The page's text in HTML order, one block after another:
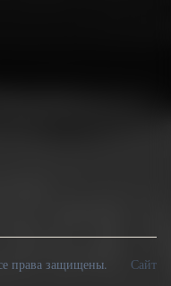
права защищены. Сайт